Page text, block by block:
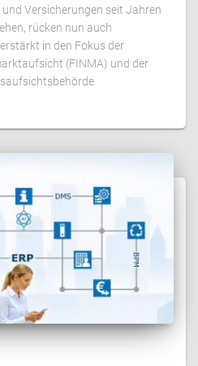
Versicherungen seit Jahren
rücken nun auch
in den Fokus der
(FINMA) und der